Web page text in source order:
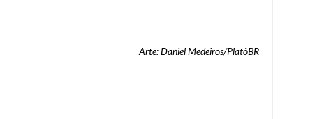
Arte: Daniel Medeiros/PlatôBR